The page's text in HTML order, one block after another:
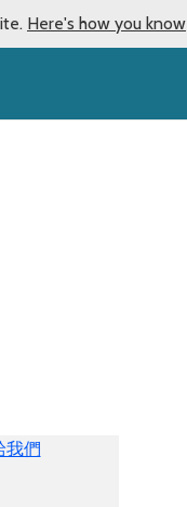
Here's how you know
我們